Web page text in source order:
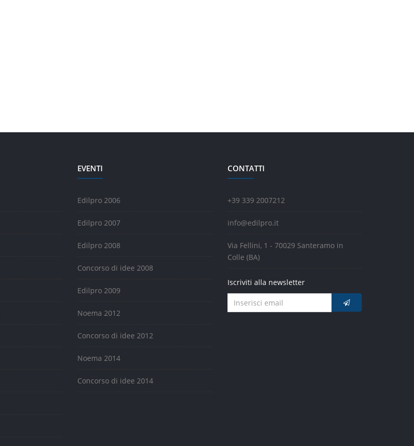
EVENTI
Edilpro 2006
Edilpro 2007
Edilpro 2008
Concorso di idee 2008
Edilpro 2009
Noema 2012
Concorso di idee 2012
Noema 2014
Concorso di idee 2014
CONTATTI
+39 339 2007212
info@edilpro.it
Via Fellini, 1 - 70029 Santeramo in
Colle (BA)
Iscriviti alla newsletter